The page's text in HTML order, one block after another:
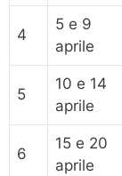
4
5 e 9
aprile
5
10 e 14
aprile
6
15 e 20
aprile